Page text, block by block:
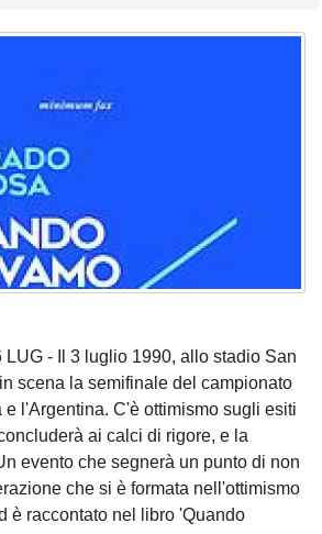
LUG - Il 3 luglio 1990, allo stadio San
scena la semifinale del campionato
e l'Argentina. C'è ottimismo sugli esiti
ai calci di rigore, e la
evento che segnerà un punto di non
che si è formata nell'ottimismo
è raccontato nel libro 'Quando